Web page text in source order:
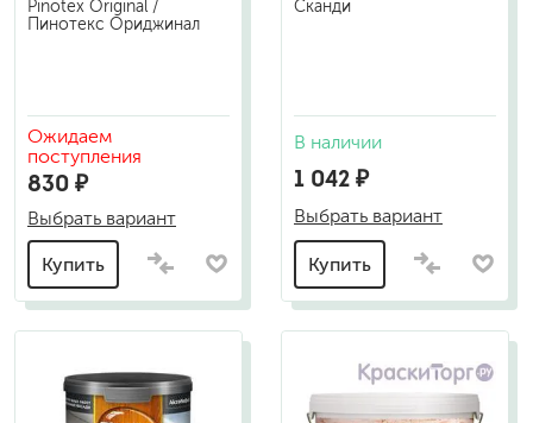
Pinotex Original /
Пинотекс Ориджинал
Ожидаем
поступления
830 ₽
Выбрать вариант
Купить
Сканди
В наличии
1 042 ₽
Выбрать вариант
Купить